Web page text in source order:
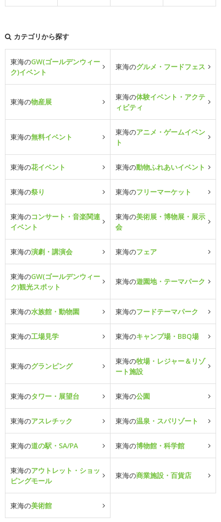
カテゴリから探す
東海のGW(ゴールデンウィー
ク)イベント
東海のグルメ・フードフェス
東海の物産展
東海の体験イベント・アクテ
ィビティ
東海の無料イベント
東海のアニメ・ゲームイベン
ト
東海の花イベント 東海の動物ふれあいイベント
東海の祭り 東海のフリーマーケット
東海のコンサート・音楽関連
イベント
東海の美術展・博物展・展示
会
東海の演劇・講演会 東海のフェア
東海のGW(ゴールデンウィー
ク)観光スポット
東海の遊園地・テーマパーク
東海の水族館・動物園 東海のフードテーマパーク
東海の工場見学 東海のキャンプ場・BBQ場
東海のグランピング
東海の牧場・レジャー＆リゾ
ート施設
東海のタワー・展望台 東海の公園
東海のアスレチック 東海の温泉・スパリゾート
東海の道の駅・SA/PA 東海の博物館・科学館
東海のアウトレット・ショッ
ピングモール
東海の商業施設・百貨店
東海の美術館